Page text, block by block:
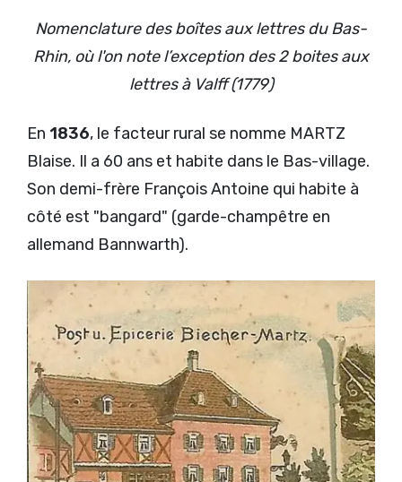
Nomenclature des boîtes aux lettres du Bas-
Rhin, où l'on note l’exception des 2 boites aux
lettres à Valff (1779)
En 1836, le facteur rural se nomme MARTZ
Blaise. Il a 60 ans et habite dans le Bas-village.
Son demi-frère François Antoine qui habite à
côté est "bangard" (garde-champêtre en
allemand Bannwarth).